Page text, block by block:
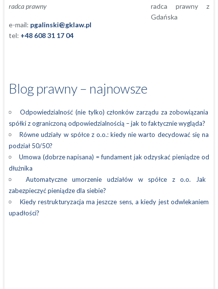
radca prawny
e-mail: pgalinski@gklaw.pl
tel: +48 608 31 17 04
Blog prawny – najnowsze
Odpowiedzialność (nie tylko) członków zarządu za zobowiązania
spółki z ograniczoną odpowiedzialnością – jak to faktycznie wygląda?
Równe udziały w spółce z o.o.: kiedy nie warto decydować się na
podział 50/50?
Umowa (dobrze napisana) = fundament jak odzyskać pieniądze od
dłużnika
Automatyczne umorzenie udziałów w spółce z o.o. Jak
zabezpieczyć pieniądze dla siebie?
Kiedy restrukturyzacja ma jeszcze sens, a kiedy jest odwlekaniem
upadłości?